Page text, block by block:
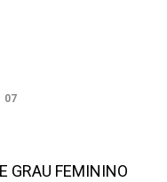
07
GRAU FEMININO